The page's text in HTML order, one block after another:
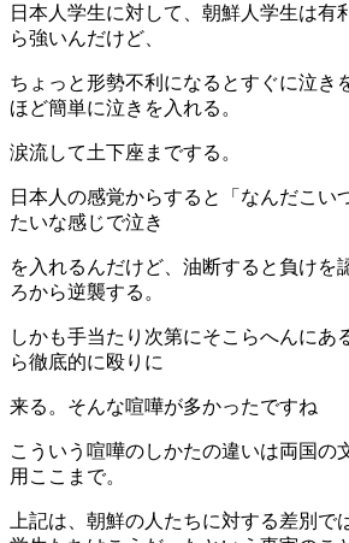
日本人学生に対して、朝鮮人学生は有
ら強いんだけど、
ちょっと形勢不利になるとすぐに泣き
ほど簡単に泣きを入れる。
涙流して土下座までする。
日本人の感覚からすると「なんだこい
たいな感じで泣き
を入れるんだけど、油断すると負けを
ろから逆襲する。
しかも手当たり次第にそこらへんにあ
ら徹底的に殴りに
来る。そんな喧嘩が多かったですね
こういう喧嘩のしかたの違いは両国の
用ここまで。
上記は、朝鮮の人たちに対する差別で